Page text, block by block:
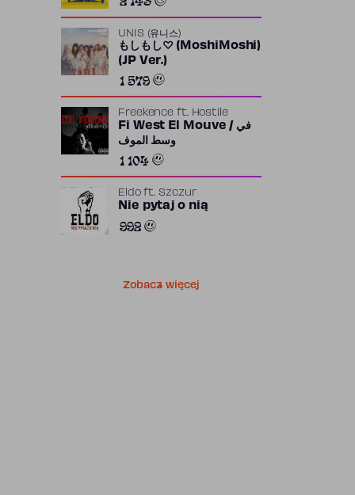
UNIS (유니스)
もしもし♡ (MoshiMoshi)
(JP Ver.)
1 579
Freekence ft. Hostile
Fi West El Mouve / في
وسط الموف
1 104
Eldoft. Szczur
Nie pytaj o nią
992
Zobacz więcej